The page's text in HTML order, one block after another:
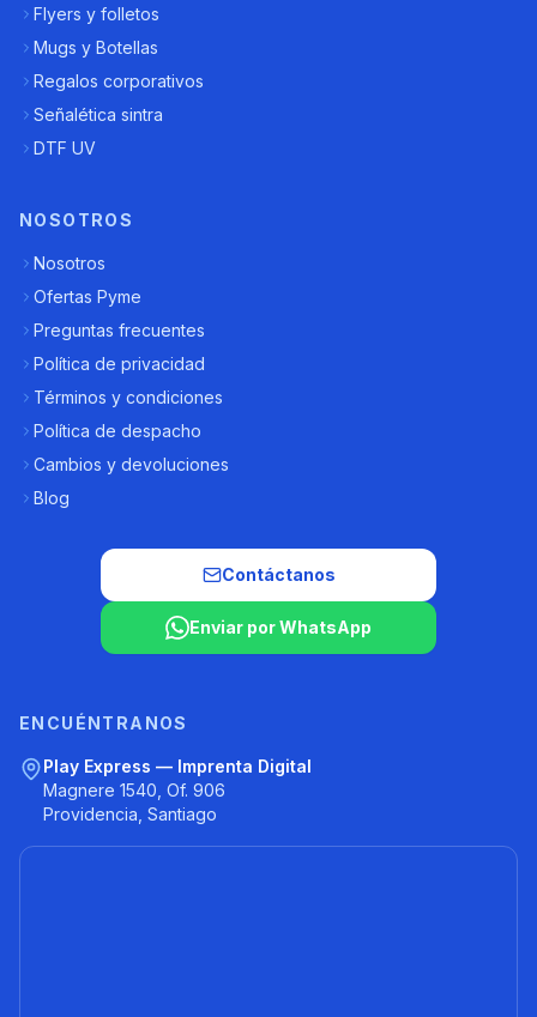
Flyers y folletos
Mugs y Botellas
Regalos corporativos
Señalética sintra
DTF UV
NOSOTROS
Nosotros
Ofertas Pyme
Preguntas frecuentes
Política de privacidad
Términos y condiciones
Política de despacho
Cambios y devoluciones
Blog
Contáctanos
Enviar por WhatsApp
ENCUÉNTRANOS
Play Express — Imprenta Digital
Magnere 1540, Of. 906
Providencia, Santiago